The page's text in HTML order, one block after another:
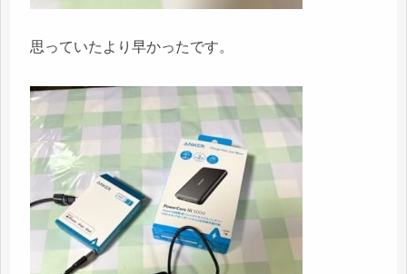
思っていたより早かったです。